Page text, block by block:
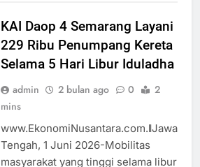
KAI Daop 4 Semarang Layani
229 Ribu Penumpang Kereta
Selama 5 Hari Libur Iduladha
admin 2 bulan ago 0
2
mins
www.EkonomiNusantara.com.ǁJawa
Tengah, 1 Juni 2026-Mobilitas
masyarakat yang tinggi selama libur